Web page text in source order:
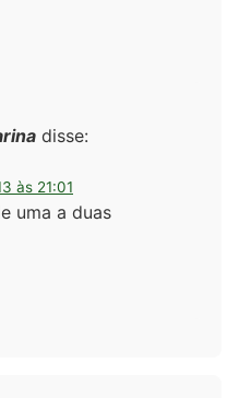
disse:
às 21:01
uma a duas